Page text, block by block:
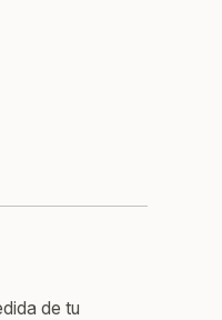
de tu